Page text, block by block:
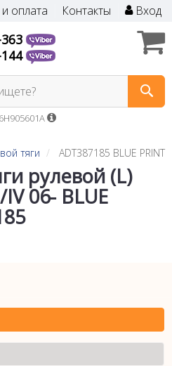
оплата Контакты Вход
тяги ADT387185 BLUE PRINT
рулевой (L)
06- BLUE